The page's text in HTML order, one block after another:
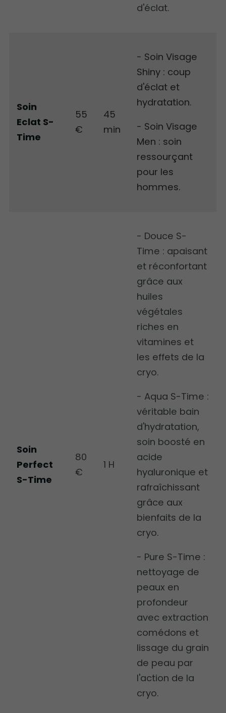
d'éclat.
Soin
Eclat S-
Time
55
€
45
min
- Soin Visage
Shiny : coup
d'éclat et
hydratation.
- Soin Visage
Men : soin
ressourçant
pour les
hommes.
Soin
Perfect
S-Time
80
€
1 H
- Douce S-
Time : apaisant
et réconfortant
grâce aux
huiles
végétales
riches en
vitamines et
les effets de la
cryo.
- Aqua S-Time :
véritable bain
d'hydratation,
soin boosté en
acide
hyaluronique et
rafraîchissant
grâce aux
bienfaits de la
cryo.
- Pure S-Time :
nettoyage de
peaux en
profondeur
avec extraction
comédons et
lissage du grain
de peau par
l'action de la
cryo.